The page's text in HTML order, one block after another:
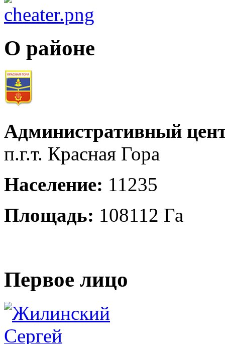
О районе
Административный
п.г.т. Красная Гора
Население: 11235
Площадь: 108112 Га
Первое лицо